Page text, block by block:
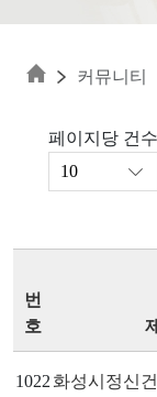
커뮤니티
페이지당 건수
번
호
1022 화성시정신